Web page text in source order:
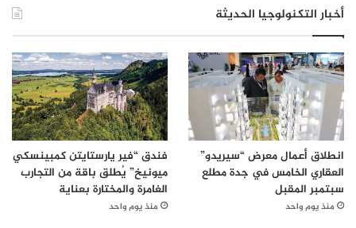
أخبار التكنولوجيا الحديثة
انطلاق أعمال معرض “سيريدو”
العقاري الخامس في جدة مطلع
سبتمبر المقبل
منذ يوم واحد
فندق “فير يارستايتن كمبينسكي
ميونيخ” يُطلق باقة من التجارب
الغامرة والمختارة بعناية
منذ يوم واحد